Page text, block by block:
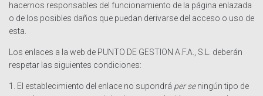
hacernos responsables del funcionamiento de la página enlazada
o de los posibles daños que puedan derivarse del acceso o uso de
esta.
Los enlaces a la web de PUNTO DE GESTION A.F.A., S.L. deberán
respetar las siguientes condiciones:
1. El establecimiento del enlace no supondrá per seningún tipo de